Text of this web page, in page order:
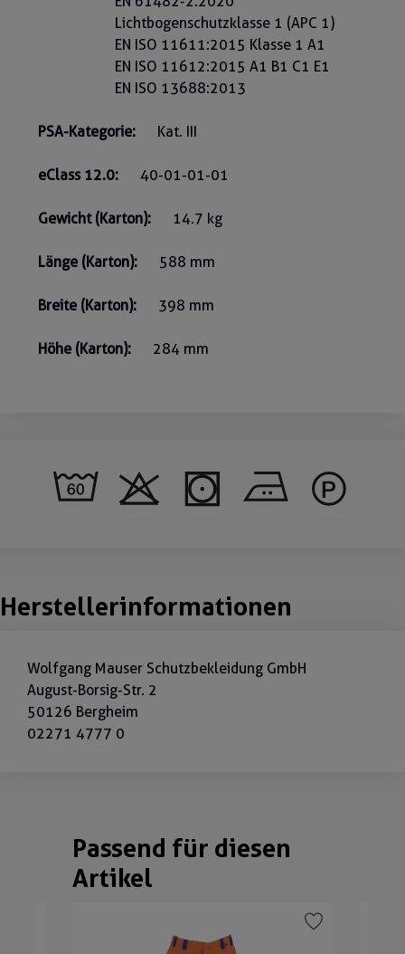
Lichtbogenschutzklasse 1 (APC 1)
EN ISO 11611:2015 Klasse 1 A1
EN ISO 11612:2015 A1 B1 C1 E1
EN ISO 13688:2013
PSA-Kategorie: Kat. III
eClass 12.0: 40-01-01-01
Gewicht (Karton): 14.7 kg
Länge (Karton): 588 mm
Breite (Karton): 398 mm
Höhe (Karton): 284 mm
Herstellerinformationen
Wolfgang Mauser Schutzbekleidung GmbH
August-Borsig-Str. 2
50126 Bergheim
02271 4777 0
Produktgalerie überspringen
Passend für diesen
Artikel